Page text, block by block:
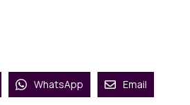
WhatsApp Email